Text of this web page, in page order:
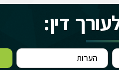
דין: